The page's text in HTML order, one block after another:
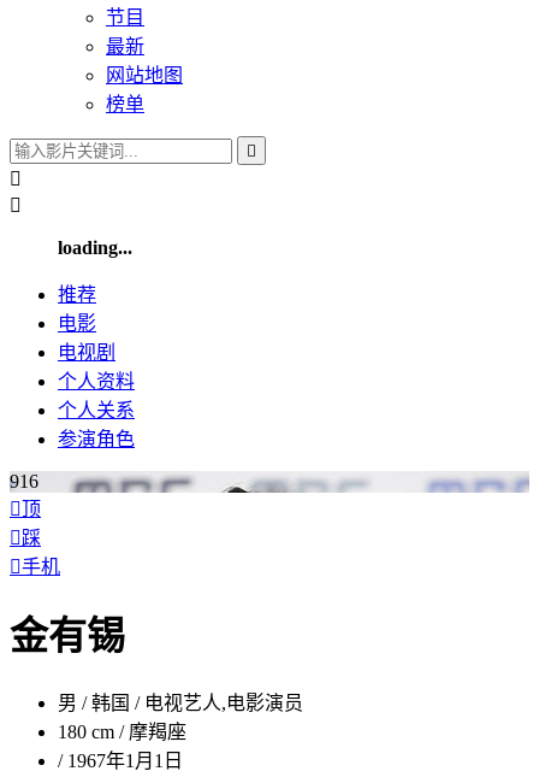
节目
最新
网站地图
榜单



loading...
推荐
电影
电视剧
个人资料
个人关系
参演角色
916
顶
踩
手机
金有锡
男 / 韩国 / 电视艺人,电影演员
180 cm / 摩羯座
/ 1967年1月1日